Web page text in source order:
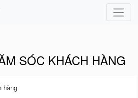
SÓC KHÁCH HÀNG
hàng